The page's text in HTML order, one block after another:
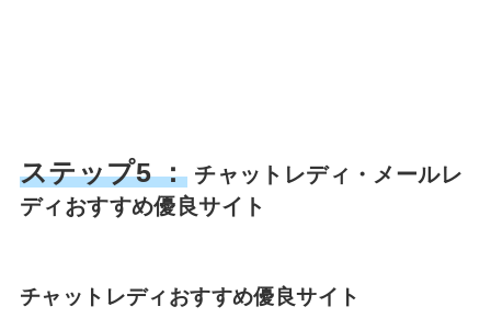
ステップ5 ：チャットレディ・メールレ
ディおすすめ優良サイト
チャットレディおすすめ優良サイト